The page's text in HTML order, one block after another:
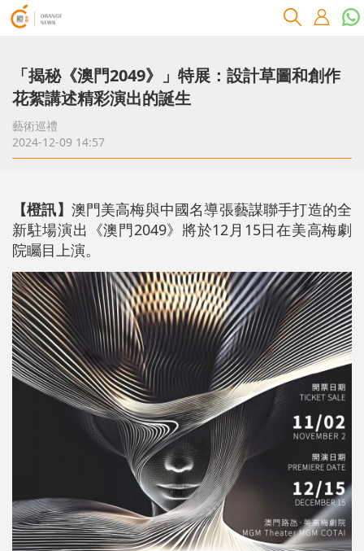
「揭秘《澳門2049》」特展：設計草圖和創作
花絮講述精彩演出的誕生
藝術巡禮
2024-12-09 14:57
【橙訊】 澳門美高梅與中國名導張藝謀聯手打造的全
新駐場演出《澳門2049》將於12月15日在美高梅劇
院矚目上演。